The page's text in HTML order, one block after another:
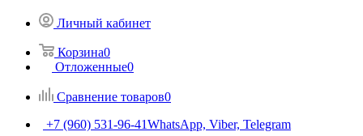
Личный кабинет
Корзина0
Отложенные0
Сравнение товаров0
+7 (960) 531-96-41WhatsApp, Viber, Telegram